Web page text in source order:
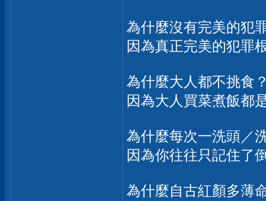
為什麼沒有完美的犯
因為真正完美的犯罪
為什麼大人都不挑食
因為大人買菜煮飯都
為什麼每次一洗頭／
因為你往往只記住了
為什麼自古紅顏多薄